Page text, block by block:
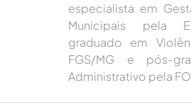
especialista em
Municipais pela
graduado em
FGS/MG e pós-
Administrativo pela